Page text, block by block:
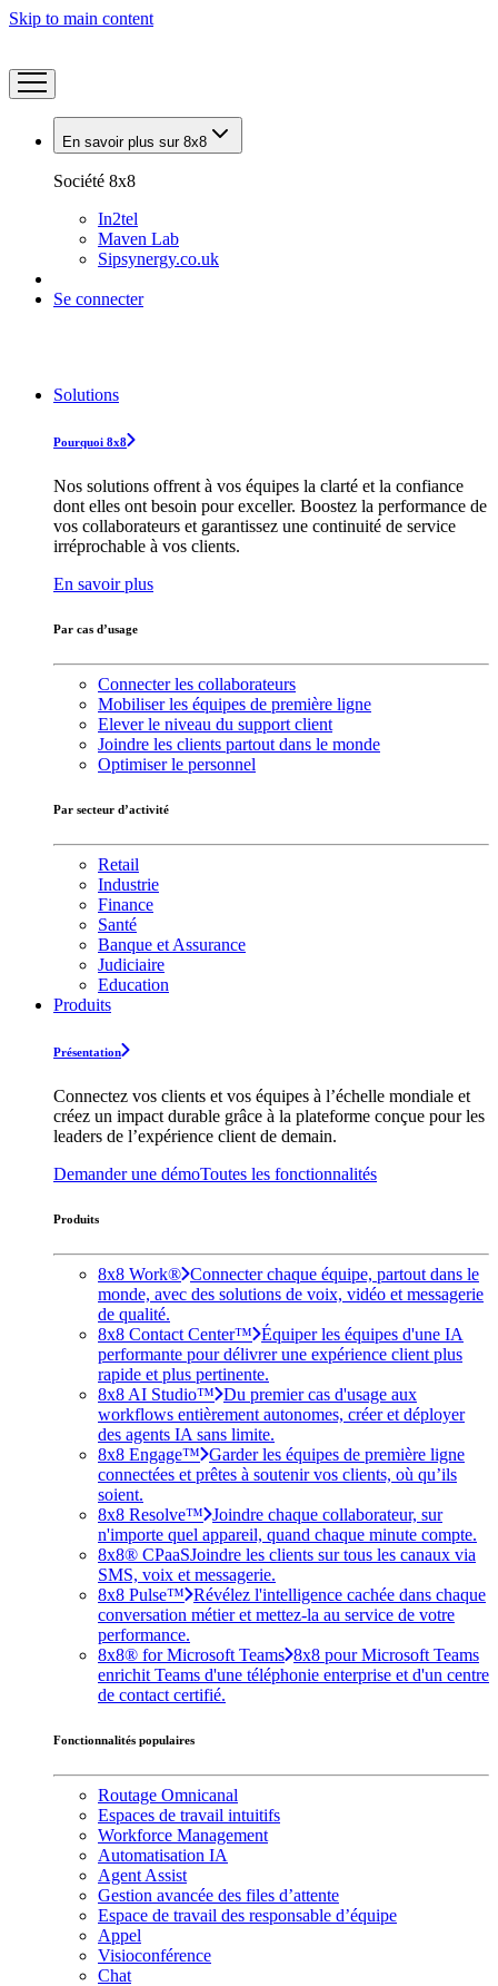
Skip to main content
En savoir plus sur 8x8
Société 8x8
In2tel
Maven Lab
Sipsynergy.co.uk
Se connecter
Solutions
Pourquoi 8x8
Nos solutions offrent à vos équipes la clarté et la confiance
dont elles ont besoin pour exceller. Boostez la performance de
vos collaborateurs et garantissez une continuité de service
irréprochable à vos clients.
En savoir plus
Par cas d’usage
Connecter les collaborateurs
Mobiliser les équipes de première ligne
Elever le niveau du support client
Joindre les clients partout dans le monde
Optimiser le personnel
Par secteur d’activité
Retail
Industrie
Finance
Santé
Banque et Assurance
Judiciaire
Education
Produits
Présentation
Connectez vos clients et vos équipes à l’échelle mondiale et
créez un impact durable grâce à la plateforme conçue pour les
leaders de l’expérience client de demain.
Demander une démoToutes les fonctionnalités
Produits
8x8 Work® Connecter chaque équipe, partout dans le
monde, avec des solutions de voix, vidéo et messagerie
de qualité.
8x8 Contact Center™ Équiper les équipes d'une IA
performante pour délivrer une expérience client plus
rapide et plus pertinente.
8x8 AI Studio™ Du premier cas d'usage aux
workflows entièrement autonomes, créer et déployer
des agents IA sans limite.
8x8 Engage™ Garder les équipes de première ligne
connectées et prêtes à soutenir vos clients, où qu’ils
soient.
8x8 Resolve™ Joindre chaque collaborateur, sur
n'importe quel appareil, quand chaque minute compte.
8x8® CPaaSJoindre les clients sur tous les canaux via
SMS, voix et messagerie.
8x8 Pulse™ Révélez l'intelligence cachée dans chaque
conversation métier et mettez-la au service de votre
performance.
8x8® for Microsoft Teams 8x8 pour Microsoft Teams
enrichit Teams d'une téléphonie enterprise et d'un centre
de contact certifié.
Fonctionnalités populaires
Routage Omnicanal
Espaces de travail intuitifs
Workforce Management
Automatisation IA
Agent Assist
Gestion avancée des files d’attente
Espace de travail des responsable d’équipe
Appel
Visioconférence
Chat